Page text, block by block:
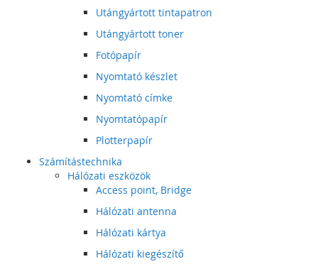
Utángyártott tintapatron
Utángyártott toner
Fotópapír
Nyomtató készlet
Nyomtató címke
Nyomtatópapír
Plotterpapír
Számítástechnika
Hálózati eszközök
Access point, Bridge
Hálózati antenna
Hálózati kártya
Hálózati kiegészítő